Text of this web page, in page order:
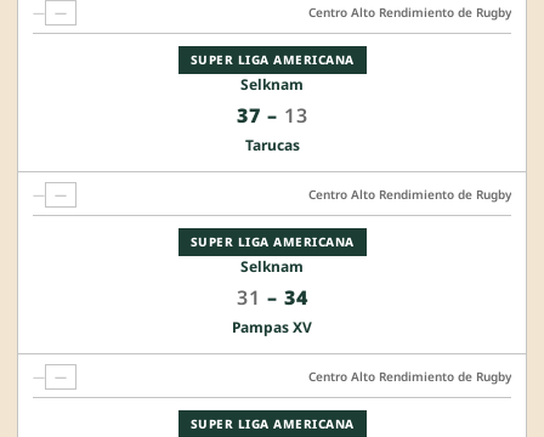
SUPER LIGA AMERICANA
Selknam
37 – 13
Tarucas
— — Centro Alto Rendimiento de Rugby
SUPER LIGA AMERICANA
Selknam
31 – 34
Pampas XV
— — Centro Alto Rendimiento de Rugby
SUPER LIGA AMERICANA
— — Centro Alto Rendimiento de Rugby